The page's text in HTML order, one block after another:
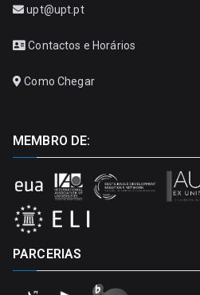
upt@upt.pt
Contactos e Horários
Como Chegar
MEMBRO DE:
PARCERIAS